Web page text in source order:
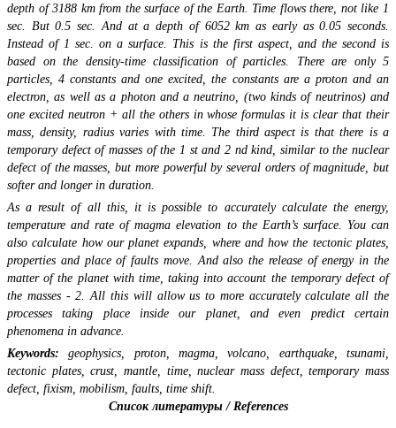
depth of 3188 km from the surface of the Earth. Time flows there, not like 1
sec. But 0.5 sec. And at a depth of 6052 km as early as 0.05 seconds.
Instead of 1 sec. on a surface. This is the first aspect, and the second is
based on the density-time classification of particles. There are only 5
particles, 4 constants and one excited, the constants are a proton and an
electron, as well as a photon and a neutrino, (two kinds of neutrinos) and
one excited neutron + all the others in whose formulas it is clear that their
mass, density, radius varies with time. The third aspect is that there is a
temporary defect of masses of the 1 st and 2 nd kind, similar to the nuclear
defect of the masses, but more powerful by several orders of magnitude, but
softer and longer in duration.
As a result of all this, it is possible to accurately calculate the energy,
temperature and rate of magma elevation to the Earth’s surface. You can
also calculate how our planet expands, where and how the tectonic plates,
properties and place of faults move. And also the release of energy in the
matter of the planet with time, taking into account the temporary defect of
the masses - 2. All this will allow us to more accurately calculate all the
processes taking place inside our planet, and even predict certain
phenomena in advance.
Keywords: geophysics, proton, magma, volcano, earthquake, tsunami,
tectonic plates, crust, mantle, time, nuclear mass defect, temporary mass
defect, fixism, mobilism, faults, time shift.
Список литературы / References